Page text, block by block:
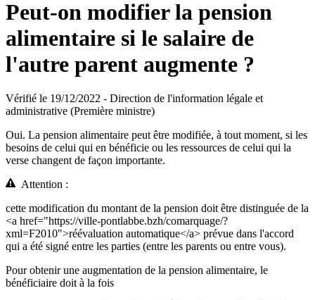
Peut-on modifier la pension
alimentaire si le salaire de
l'autre parent augmente ?
Vérifié le 19/12/2022 - Direction de l'information légale et
administrative (Première ministre)
Oui. La pension alimentaire peut être modifiée, à tout moment, si les
besoins de celui qui en bénéficie ou les ressources de celui qui la
verse changent de façon importante.
Attention :
cette modification du montant de la pension doit être distinguée de la
<a href="https://ville-pontlabbe.bzh/comarquage/?
xml=F2010">réévaluation automatique</a> prévue dans l'accord
qui a été signé entre les parties (entre les parents ou entre vous).
Pour obtenir une augmentation de la pension alimentaire, le
bénéficiaire doit à la fois